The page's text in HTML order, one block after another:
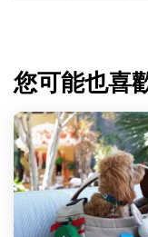
您可能也喜